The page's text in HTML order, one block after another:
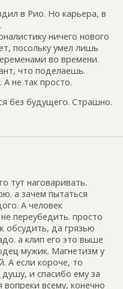
в Рио. Но карьера, в
ничего нового
посольку умел лишь
во времени.
что поделаешь.
не так просто.
без будущего. Страшно.
тут наговаривать.
а зачем пытаться
А человек
переубедить. просто
обсудить, да грязью
а клип его это выше
мужик. Магнетизм у
А если короче, то
и спасибо ему за
всему, конечно